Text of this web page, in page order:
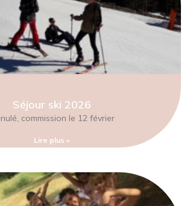
Séjour ski 2026
commission le 12 février
Lire plus »